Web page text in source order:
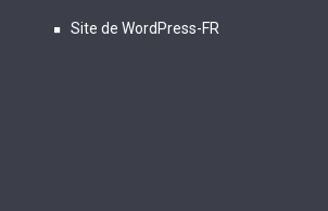
Site de WordPress-FR